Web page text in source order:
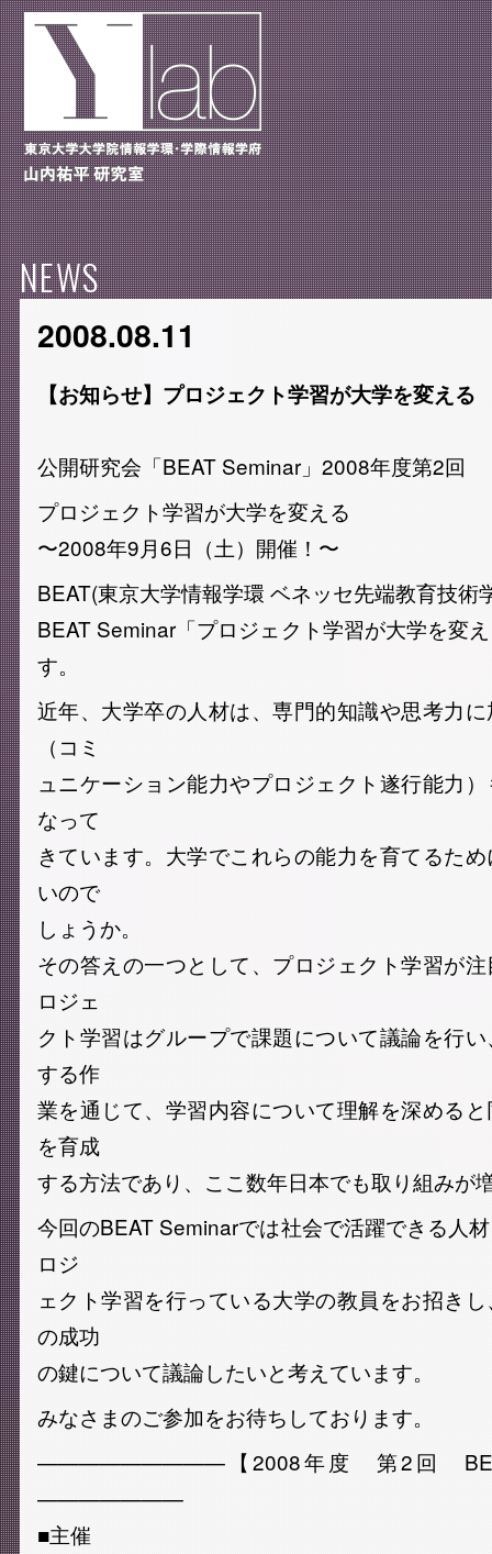
NEWS
2008.08.11
【お知らせ】プロジェクト学習が大学を変える
公開研究会「BEAT Seminar」2008年度第2回
プロジェクト学習が大学を変える
〜2008年9月6日（土）開催！〜
BEAT(東京大学情報学環 ベネッセ先端教育技術
BEAT Seminar「プロジェクト学習が大学を変
す。
近年、大学卒の人材は、専門的知識や思考力
（コミ
ュニケーション能力やプロジェクト遂行能力
なって
きています。大学でこれらの能力を育てるた
いので
しょうか。
その答えの一つとして、プロジェクト学習が
ロジェ
クト学習はグループで課題について議論を行
する作
業を通じて、学習内容について理解を深める
を育成
する方法であり、ここ数年日本でも取り組みが
今回のBEAT Seminarでは社会で活躍できる人
ロジ
ェクト学習を行っている大学の教員をお招き
の成功
の鍵について議論したいと考えています。
みなさまのご参加をお待ちしております。
—————————【2008年度 第2回
———————
■主催